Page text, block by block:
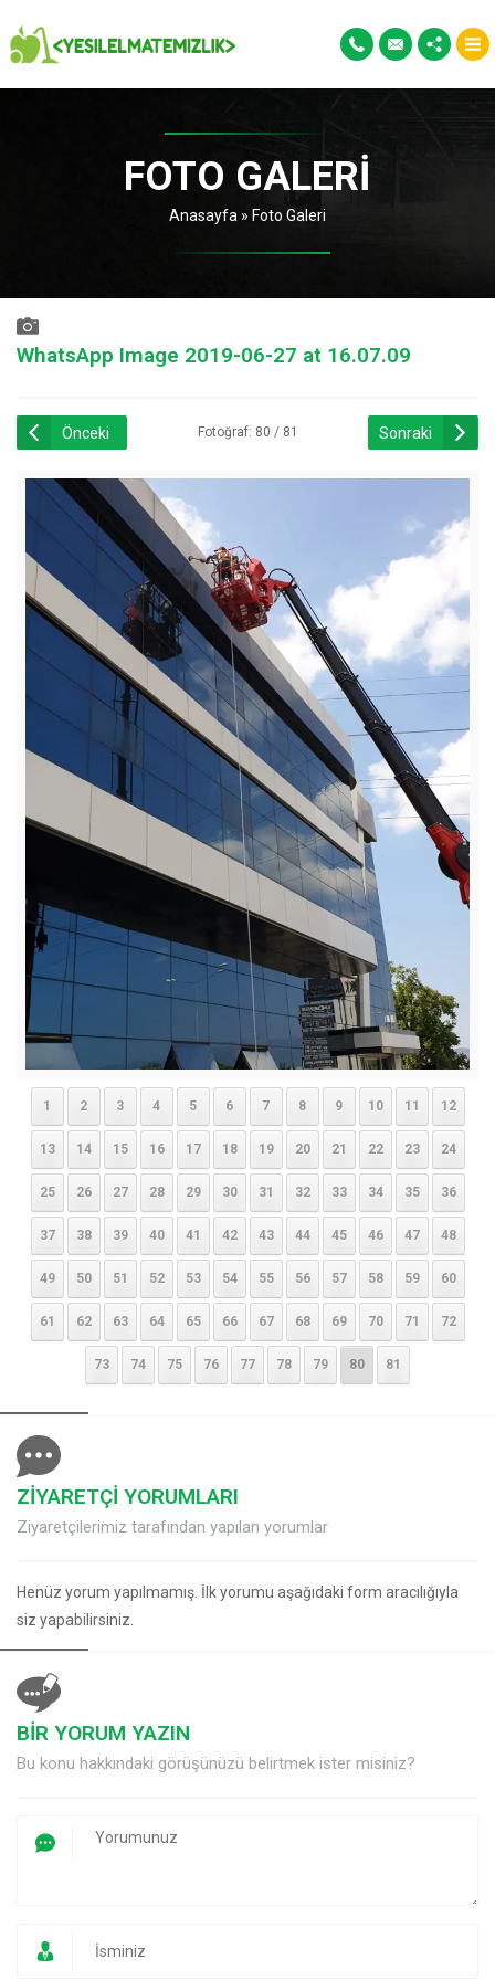
FOTO GALERI
Anasayfa » Foto Galeri
WhatsApp Image 2019-06-27 at 16.07.09
Önceki Fotoğraf: 80 / 81 Sonraki
1 2 3 4 5 6 7 8 9 10 11 12
13 14 15 16 17 18 19 20 21 22 23 24
25 26 27 28 29 30 31 32 33 34 35 36
37 38 39 40 41 42 43 44 45 46 47 48
49 50 51 52 53 54 55 56 57 58 59 60
61 62 63 64 65 66 67 68 69 70 71 72
73 74 75 76 77 78 79 80 81
ZİYARETÇİ YORUMLARI
Ziyaretçilerimiz tarafından yapılan yorumlar
Henüz yorum yapılmamış. İlk yorumu aşağıdaki form aracılığıyla
siz yapabilirsiniz.
BİR YORUM YAZIN
Bu konu hakkındaki görüşünüzü belirtmek ister misiniz?